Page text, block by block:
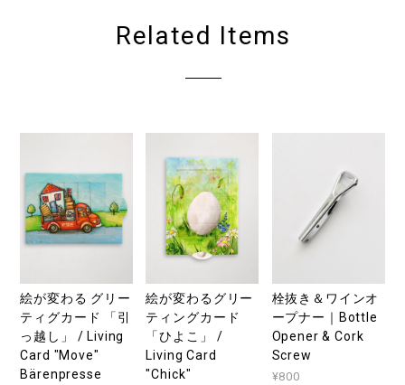
Related Items
絵が変わる グリー
ティグカード 「引
っ越し」 / Living
Card "Move"
Bärenpresse
絵が変わるグリー
ティングカード
「ひよこ」 /
Living Card
"Chick"
栓抜き＆ワインオ
ープナー｜Bottle
Opener & Cork
Screw
¥800